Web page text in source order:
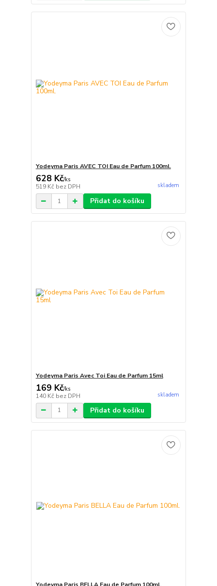
Yodeyma Paris AVEC TOI Eau de Parfum 100ml.
628 Kč/ks
519 Kč bez DPH skladem
Přidat do košíku
Yodeyma Paris Avec Toi Eau de Parfum 15ml
169 Kč/ks
140 Kč bez DPH skladem
Přidat do košíku